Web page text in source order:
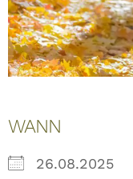
WANN
26.08.2025